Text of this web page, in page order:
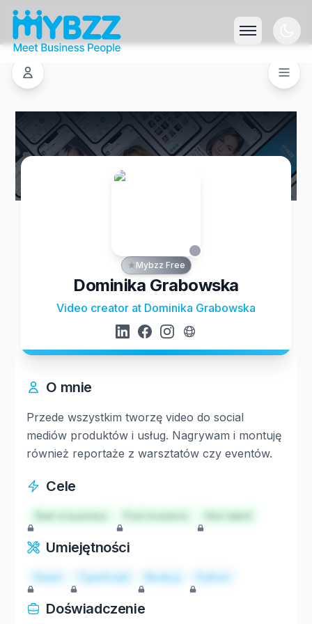
Mybzz Free
Dominika Grabowska
Video creator at Dominika Grabowska
O mnie
Przede wszystkim tworzę video do social
mediów produktów i usług. Nagrywam i montuję
również reportaże z warsztatów czy eventów.
Cele
Start a business Hire talent
Umiejętności
React TypeScript Node.js Python
Doświadczenie